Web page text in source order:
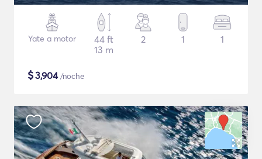
Yate a motor
44 ft
13 m
2 1 1
$3,904/noche